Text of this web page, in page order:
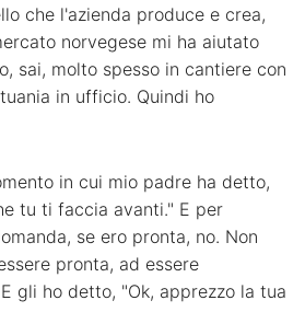
che l'azienda produce e crea,
norvegese mi ha aiutato
sai, molto spesso in cantiere con
in ufficio. Quindi ho
in cui mio padre ha detto,
tu ti faccia avanti." E per
se ero pronta, no. Non
pronta, ad essere
gli ho detto, "Ok, apprezzo la tua